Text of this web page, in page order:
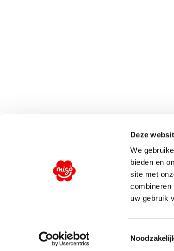
Deze
We
bieden en
site met
combineren
uw gebruik